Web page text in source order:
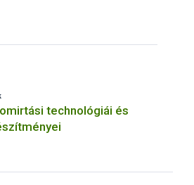
technológiái és